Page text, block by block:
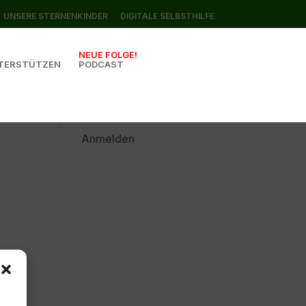
UNSERE STERNENKINDER DIGITALE SELBSTHILFE
NEUE FOLGE!
PODCAST
Anmelden